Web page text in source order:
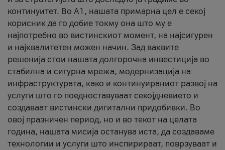
континуитет. Во А1, нашата примарна цел е секој
корисник да го добие токму она што му е
најпотребно во вистинскиот момент, на најсигурен
и најквалитетен можен начин. Зад ваквите
решенија стои нашата долгорочна инвестиција во
стабилна и сигурна мрежа, модернизација на
инфраструктурата, како и континуираниот развој на
услуги што го поедноставуваат секојдневието и
создаваат вистински дигитални придобивки. Во
овој празничен период, но и во текот на целата
година, нашата мисија останува иста, да создаваме
технологии и услуги што инспирираат, поврзуваат и